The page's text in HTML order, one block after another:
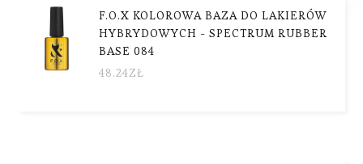
F.O.X KOLOROWA BAZA DO LAKIERÓW
HYBRYDOWYCH - SPECTRUM RUBBER
BASE 084
48.24ZŁ